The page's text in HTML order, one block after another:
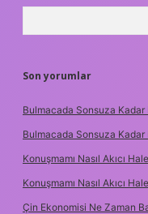
Son yorumlar
Bulmacada Sonsuza Kadar
Bulmacada Sonsuza Kadar
Konuşmamı Nasıl Akıcı
Konuşmamı Nasıl Akıcı
Çin Ekonomisi Ne Zaman